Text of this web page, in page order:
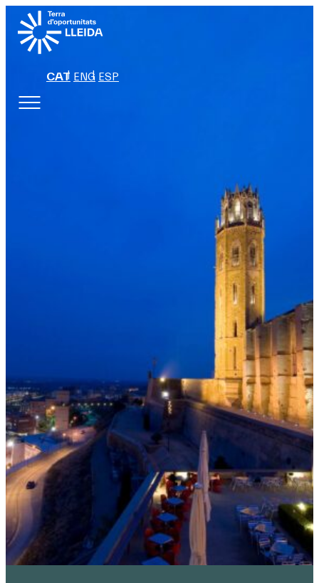
CAT ENG ESP
TRANSFORMANT JUNTS
Una agenda compartida que promou la
innovació transformativa basada en el
lloc per impulsar la triple transició
energètica, industrial i alimentària, en
termes justos i intel·ligents, potenciant
la inversió sistèmica i nous models de
Llegeix més